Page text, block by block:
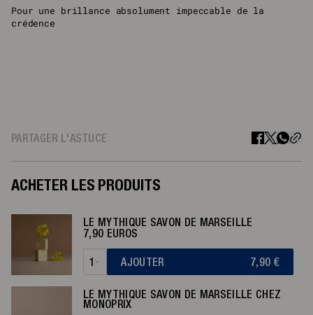
Pour une brillance absolument impeccable de la
crédence
PARTAGER L'ASTUCE
ACHETER LES PRODUITS
LE MYTHIQUE SAVON DE MARSEILLE
7,90 EUROS
1 AJOUTER 7,90 €
LE MYTHIQUE SAVON DE MARSEILLE CHEZ
MONOPRIX